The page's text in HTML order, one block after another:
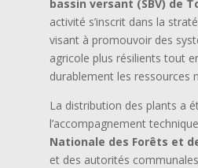
bassin versant (SBV) de
activité s’inscrit dans la
visant à promouvoir des
agricole plus résilients tout
durablement les ressources
La distribution des plants a
l’accompagnement
Nationale des Forêts et
et des autorités